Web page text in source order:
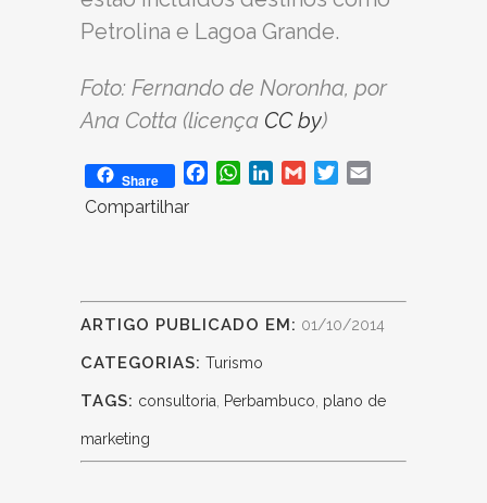
Petrolina e Lagoa Grande.
Foto: Fernando de Noronha, por
Ana Cotta (licença CC by)
Share Facebook
WhatsApp
LinkedInGmailTwitter
Compartilhar
ARTIGO PUBLICADO EM: 01/10/2014
CATEGORIAS: Turismo
TAGS: consultoria, Perbambuco, plano de
marketing